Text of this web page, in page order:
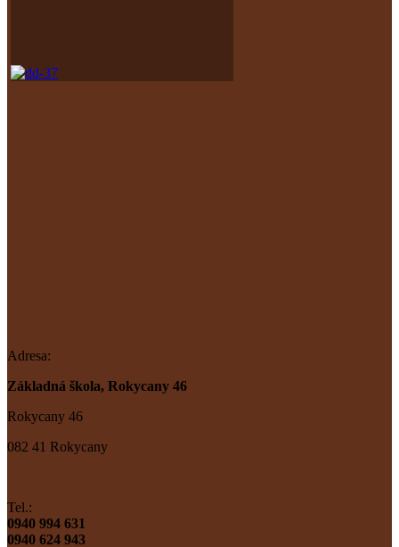
Adresa:
Základná škola, Rokycany 46
Rokycany 46
082 41 Rokycany
Tel.:
0940 994 631
0940 624 943